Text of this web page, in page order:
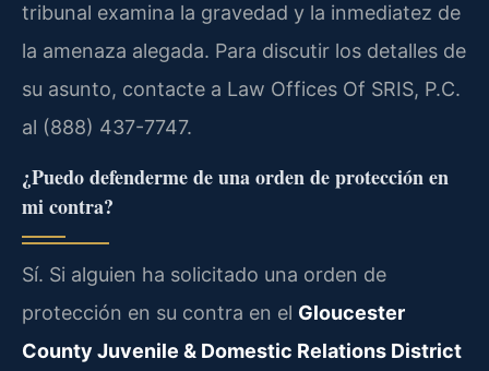
tribunal examina la gravedad y la inmediatez de
la amenaza alegada. Para discutir los detalles de
su asunto, contacte a Law Offices Of SRIS, P.C.
al (888) 437-7747.
¿Puedo defenderme de una orden de protección en
mi contra?
Sí. Si alguien ha solicitado una orden de
protección en su contra en el Gloucester
County Juvenile & Domestic Relations District